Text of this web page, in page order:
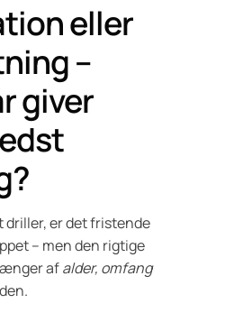
eller
–
giver
driller, er det fristende
– men den rigtige
afalder, omfang